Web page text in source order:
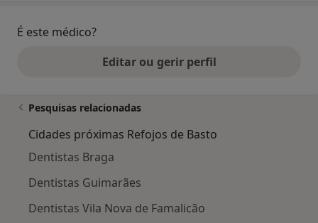
É este médico?
Editar ou gerir perfil
Pesquisas relacionadas
Cidades próximas Refojos de Basto
Dentistas Braga
Dentistas Guimarães
Dentistas Vila Nova de Famalicão